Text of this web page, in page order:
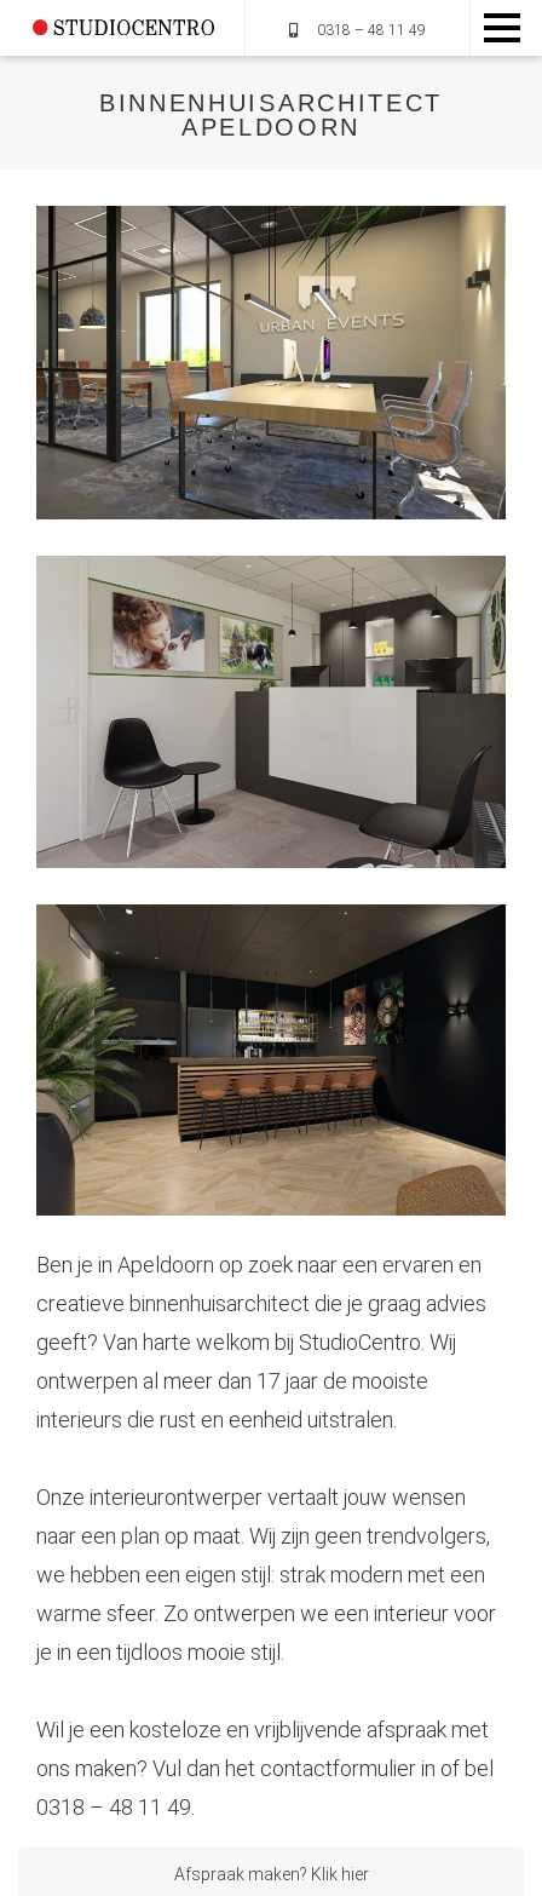
OVER STUDIOCENTRO
MUMMIEPLANTEN
DIENSTEN
PORTFOLIO
CONTACT
0318 – 48 11 49
BINNENHUISARCHITECT
APELDOORN
Ben je in Apeldoorn op zoek naar een ervaren en
creatieve binnenhuisarchitect die je graag advies
geeft? Van harte welkom bij StudioCentro. Wij
ontwerpen al meer dan 17 jaar de mooiste
interieurs die rust en eenheid uitstralen.
Onze interieurontwerpervertaalt jouw wensen
naar een plan op maat. Wij zijn geen trendvolgers,
we hebben een eigen stijl: strak modern met een
warme sfeer. Zo ontwerpen we een interieur voor
je in een tijdloos mooie stijl.
Wil je een kosteloze en vrijblijvende afspraak met
ons maken? Vul dan het contactformulier in of bel
0318 – 48 11 49.
Afspraak maken? Klik hier